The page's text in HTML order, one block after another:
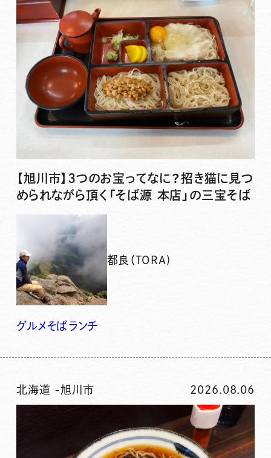
【旭川市】3つのお宝ってなに？招き猫に見つ
められながら頂く「そば源 本店」の三宝そば
都良（TORA)
グルメそばランチ
北海道 -旭川市 2026.08.06